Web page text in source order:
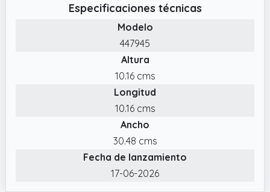
a partir de 6 meses
✔️ Indicadores de medida: Transparentes
para ver cuánto han bebido
✔️ Antigoteo: La válvula inteligente de dos
piezas evita los derrames (aunque se agite o
se ponga boca abajo)
Especificaciones técnicas
Modelo
447945
Altura
10.16 cms
Longitud
10.16 cms
Ancho
30.48 cms
Fecha de lanzamiento
17-06-2026